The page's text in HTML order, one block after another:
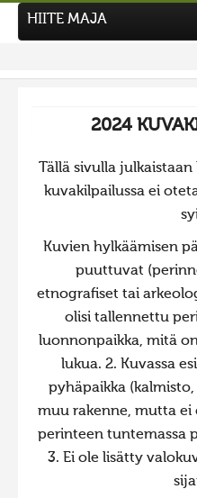
UUSI KUVAKILPAILU
AIEMMAT KILPAILUT
Hiisien kuvakilpailu
Liikuvad kuvad 2025
Hiisien kuvakilpailu
2024 kuvakilpailu lisä
Liikkuvat kuvat 2024
Hiisien kuvakilpailu
Liikkuvat kuvat 2023
Hiite kuvavõistlus 2022
HIITE MAJA
2024
Tällä sivulla
kuvakilpailussa ei
Kuvien hylkäämisen
puuttuvat
etnografiset tai
olisi tallennettu
luonnonpaikka, mitä
lukua. 2. Kuvassa
pyhäpaikka
muu rakenne, mutta ei
perinteen tuntemassa
3. Ei ole lisätty